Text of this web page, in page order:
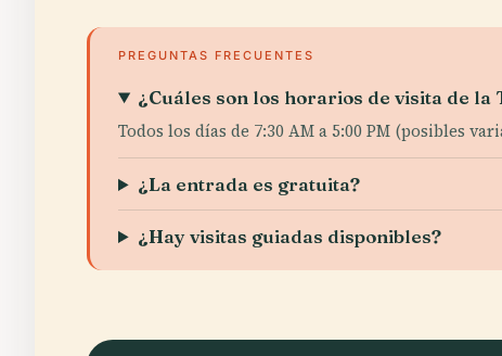
PREGUNTAS FRECUENTES
¿Cuáles son los horarios de visita de
Todos los días de 7:30 AM a 5:00 PM (posibles
¿La entrada es gratuita?
¿Hay visitas guiadas disponibles?